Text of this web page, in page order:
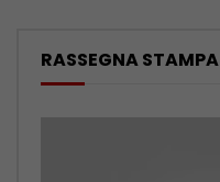
RASSEGNA STAMPA